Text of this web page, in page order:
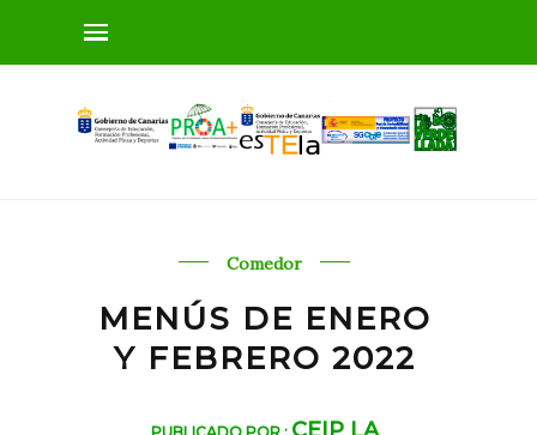
Comedor
MENÚS DE ENERO
Y FEBRERO 2022
CEIP LA